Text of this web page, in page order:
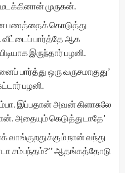
முருகன்.
பணத்தைக் கொடுத்து
வீட்டைப் பார்த்தே ஆக
இருந்தார் பழனி.
பார்த்து ஒரு வருசமாகுது’
பழனி.
இப்பதான் அவன் கிளாசுலே
அதையும் கெடுத்துடாதே’
வாங்குறதுக்கும் நான் வந்து
சம்பந்தம்?’’ ஆதங்கத்தோடு